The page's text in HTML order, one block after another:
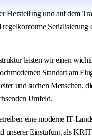
Herstellung und auf dem
leisten wir einen
Standort am
und suchen Menschen,
Umfeld.
eine moderne IT-
unserer Einstufung als